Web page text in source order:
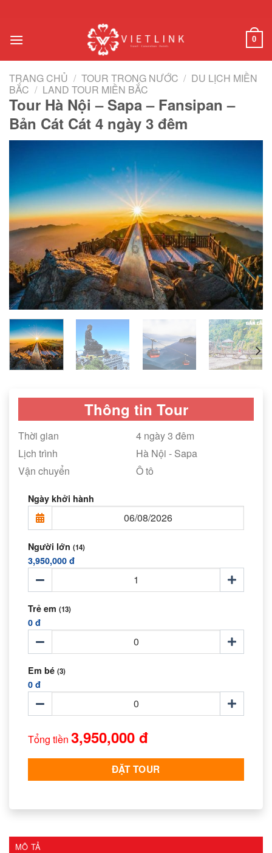
nội
0
TRANG CHỦ / TOUR TRONG NƯỚC / DU LỊCH MIỀN
BẮC / LAND TOUR MIỀN BẮC
Tour Hà Nội – Sapa – Fansipan –
Bản Cát Cát 4 ngày 3 đêm
Thông tin Tour
Thời gian
4 ngày 3 đêm
Lịch trình
Hà Nội - Sapa
Vận chuyển
Ô tô
Ngày khởi hành
Người lớn (14)
3,950,000 đ
Trẻ em (13)
0 đ
Em bé (3)
0 đ
Tổng tiền 3,950,000 đ
ĐẶT TOUR
MÔ TẢ